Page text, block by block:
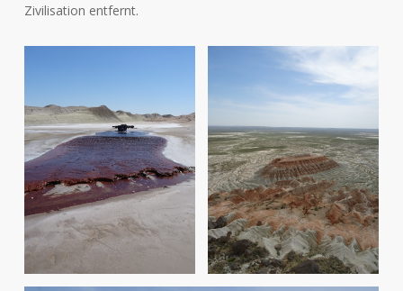
Zivilisation entfernt.